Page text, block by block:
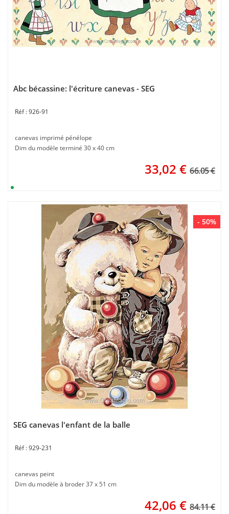
Abc bécassine: l'écriture canevas - SEG
926-91
canevas imprimé pénélope
Dim du modèle terminé 30 x 40 cm
33,02 € 66.05 €
- 50%
SEG canevas l'enfant de la balle
929-231
canevas peint
Dim du modèle à broder 37 x 51 cm
42,06 € 84.11 €